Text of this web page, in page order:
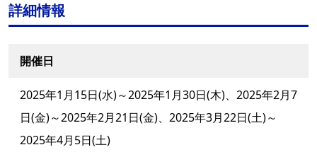
詳細情報
開催日
2025年1月15日(水)～2025年1月30日(木)、2025年2月7
日(金)～2025年2月21日(金)、2025年3月22日(土)～
2025年4月5日(土)